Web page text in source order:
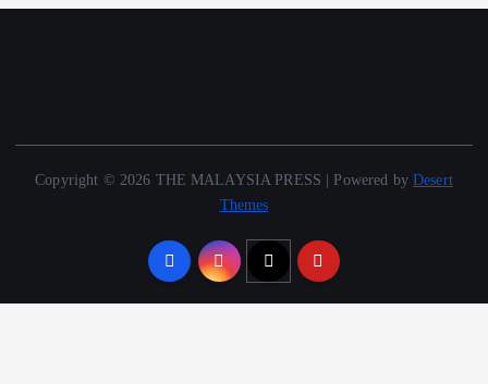
Copyright © 2026 THE MALAYSIA PRESS | Powered byDesert
Themes